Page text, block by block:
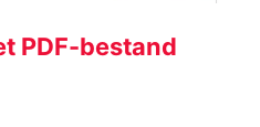
PDF-bestand